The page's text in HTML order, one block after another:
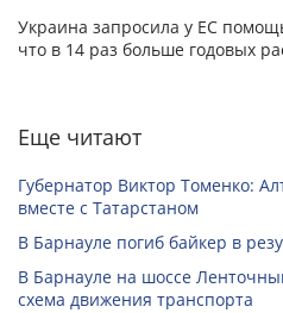
Украина запросила у ЕС
что в 14 раз больше годовых
Еще читают
Губернатор Виктор Томенко:
вместе с Татарстаном
В Барнауле погиб байкер в
В Барнауле на шоссе
схема движения транспорта